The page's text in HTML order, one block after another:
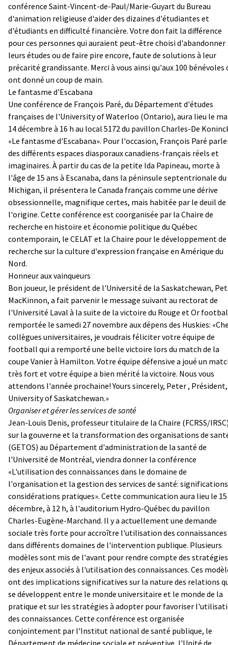
conférence Saint-Vincent-de-Paul/Marie-Guyart du Bureau
d'animation religieuse d'aider des dizaines d'étudiantes et
d'étudiants en difficulté financière. Votre don fait la différence
pour ces personnes qui auraient peut-être choisi d'abandonner
leurs études ou de faire pire encore, faute de solutions à leur
précarité grandissante. Merci à vous ainsi qu'aux 100 bénévoles
ont donné un coup de main.
Le fantasme d'Escabana
Une conférence de François Paré, du Département d'études
françaises de l'University of Waterloo (Ontario), aura lieu le
14 décembre à 16 h au local 5172 du pavillon Charles-De
«Le fantasme d'Escabana». Pour l'occasion, François Paré
des différents espaces diasporaux canadiens-français réels et
imaginaires. À partir du cas de la petite Ida Papineau, morte à
l'âge de 15 ans à Escanaba, dans la péninsule septentrionale du
Michigan, il présentera le Canada français comme une dérive
obsessionnelle, magnifique certes, mais habitée par le deuil de
l'origine. Cette conférence est coorganisée par la Chaire de
recherche en histoire et économie politique du Québec
contemporain, le CELAT et la Chaire pour le développement
recherche sur la culture d'expression française en Amérique du
Nord.
Honneur aux vainqueurs
Bon joueur, le président de l'Université de la Saskatchewan,
MacKinnon, a fait parvenir le message suivant au rectorat de
l'Université Laval à la suite de la victoire du Rouge et Or
remportée le samedi 27 novembre aux dépens des Huskies:
collègues universitaires, je voudrais féliciter votre équipe de
football qui a remporté une belle victoire lors du match de la
coupe Vanier à Hamilton. Votre équipe défensive a joué un
très fort et votre équipe a bien mérité la victoire. Nous vous
attendons l'année prochaine! Yours sincerely, Peter , Président,
University of Saskatchewan.»
Organiser et gérer les services de santé
Jean-Louis Denis, professeur titulaire de la Chaire (FCRSS/
sur la gouverne et la transformation des organisations de
(GETOS) au Département d'administration de la santé de
l'Université de Montréal, viendra donner la conférence
«L'utilisation des connaissances dans le domaine de
l'organisation et la gestion des services de santé:
considérations pratiques». Cette communication aura lieu le 15
décembre, à 12 h, à l'auditorium Hydro-Québec du pavillon
Charles-Eugène-Marchand. Il y a actuellement une demande
sociale très forte pour accroître l'utilisation des connaissances
dans différents domaines de l'intervention publique. Plusieurs
modèles sont mis de l'avant pour rendre compte des
des enjeux associés à l'utilisation des connaissances. Ces
ont des implications significatives sur la nature des relations
se développent entre le monde universitaire et le monde de la
pratique et sur les stratégies à adopter pour favoriser
des connaissances. Cette conférence est organisée
conjointement par l'Institut national de santé publique, le
Département de médecine sociale et préventive, l'Unité de